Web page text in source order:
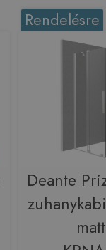
Rendelésre
Deante